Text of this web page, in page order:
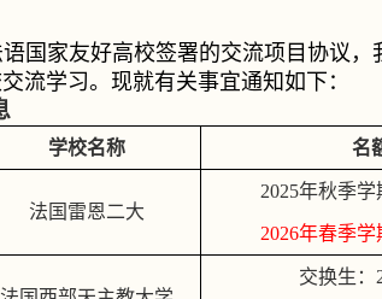
国家友好高校签署的交流项目协议
流学习。现就有关事宜通知如下：
学校名称 名
法国雷恩二大
2025年秋季学
2026年春季学
交换生：